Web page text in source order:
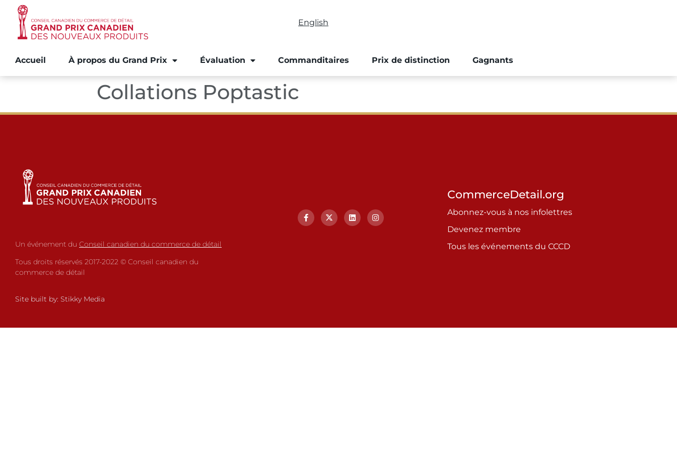
English
Accueil À propos du Grand Prix Évaluation Commanditaires Prix de distinction Gagnants
Collations Poptastic
Un événement du Conseil canadien du commerce de détail
Tous droits réservés 2017-2022 © Conseil canadien du
commerce de détail
Site built by: Stikky Media
CommerceDetail.org
Abonnez-vous à nos infolettres
Devenez membre
Tous les événements du CCCD